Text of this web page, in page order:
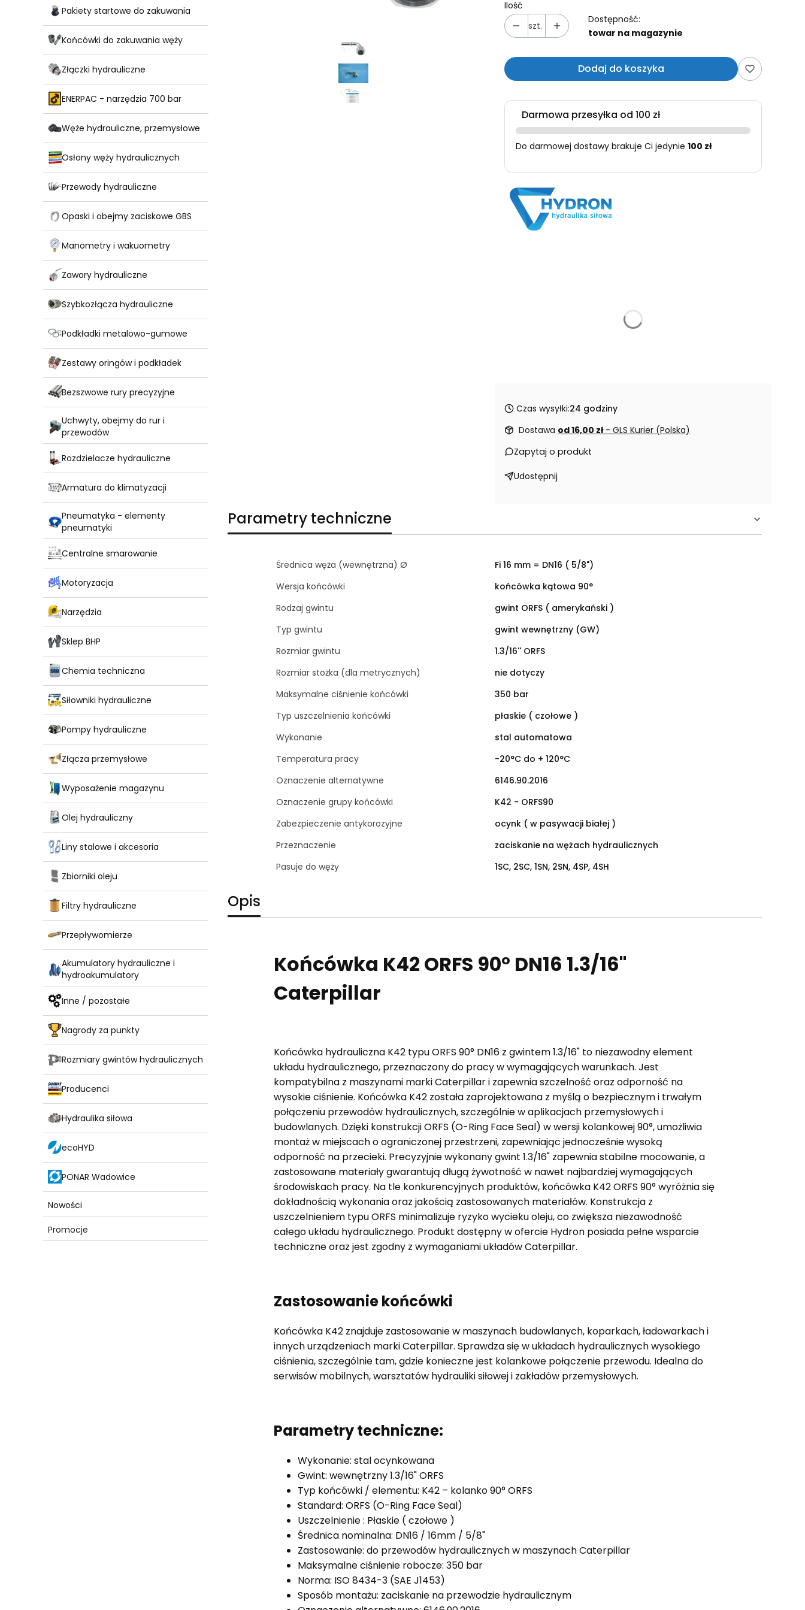
Pakiety startowe do zakuwania
Końcówki do zakuwania węży
Złączki hydrauliczne
ENERPAC - narzędzia 700 bar
Węże hydrauliczne, przemysłowe
Osłony węży hydraulicznych
Przewody hydrauliczne
Opaski i obejmy zaciskowe GBS
Manometry i wakuometry
Zawory hydrauliczne
Szybkozłącza hydrauliczne
Podkładki metalowo-gumowe
Zestawy oringów i podkładek
Bezszwowe rury precyzyjne
Uchwyty, obejmy do rur i
przewodów
Rozdzielacze hydrauliczne
Armatura do klimatyzacji
Pneumatyka - elementy
pneumatyki
Centralne smarowanie
Motoryzacja
Narzędzia
Sklep BHP
Chemia techniczna
Siłowniki hydrauliczne
Pompy hydrauliczne
Złącza przemysłowe
Wyposażenie magazynu
Olej hydrauliczny
Liny stalowe i akcesoria
Zbiorniki oleju
Filtry hydrauliczne
Przepływomierze
Akumulatory hydrauliczne i
hydroakumulatory
Inne / pozostałe
Nagrody za punkty
Rozmiary gwintów hydraulicznych
Producenci
Hydraulika siłowa
ecoHYD
PONAR Wadowice
Nowości
Promocje
Ilość
szt.
Dostępność:
towar na magazynie
Dodaj do koszyka
Darmowa przesyłka od 100 zł
Do darmowej dostawy brakuje Ci jedynie 100 zł
Czas wysyłki:24 godziny
Dostawa od 16,00 zł - GLS Kurier (Polska)
Zapytaj o produkt
Udostępnij
Parametry techniczne
Średnica węża (wewnętrzna) Ø
Fi 16 mm = DN16 ( 5/8")
Wersja końcówki
końcówka kątowa 90°
Rodzaj gwintu
gwint ORFS ( amerykański )
Typ gwintu
gwint wewnętrzny (GW)
Rozmiar gwintu
1.3/16'' ORFS
Rozmiar stożka (dla metrycznych)
nie dotyczy
Maksymalne ciśnienie końcówki
350 bar
Typ uszczelnienia końcówki
płaskie ( czołowe )
Wykonanie
stal automatowa
Temperatura pracy
-20°C do + 120°C
Oznaczenie alternatywne
6146.90.2016
Oznaczenie grupy końcówki
K42 - ORFS90
Zabezpieczenie antykorozyjne
ocynk ( w pasywacji białej )
Przeznaczenie
zaciskanie na wężach hydraulicznych
Pasuje do węży
1SC, 2SC, 1SN, 2SN, 4SP, 4SH
Opis
Końcówka K42 ORFS 90° DN16 1.3/16"
Caterpillar
Końcówka hydrauliczna K42 typu ORFS 90° DN16 z gwintem 1.3/16" to niezawodny element
układu hydraulicznego, przeznaczony do pracy w wymagających warunkach. Jest
kompatybilna z maszynami marki Caterpillar i zapewnia szczelność oraz odporność na
wysokie ciśnienie. Końcówka K42 została zaprojektowana z myślą o bezpiecznym i trwałym
połączeniu przewodów hydraulicznych, szczególnie w aplikacjach przemysłowych i
budowlanych. Dzięki konstrukcji ORFS (O-Ring Face Seal) w wersji kolankowej 90°, umożliwia
montaż w miejscach o ograniczonej przestrzeni, zapewniając jednocześnie wysoką
odporność na przecieki. Precyzyjnie wykonany gwint 1.3/16" zapewnia stabilne mocowanie, a
zastosowane materiały gwarantują długą żywotność w nawet najbardziej wymagających
środowiskach pracy. Na tle konkurencyjnych produktów, końcówka K42 ORFS 90° wyróżnia się
dokładnością wykonania oraz jakością zastosowanych materiałów. Konstrukcja z
uszczelnieniem typu ORFS minimalizuje ryzyko wycieku oleju, co zwiększa niezawodność
całego układu hydraulicznego. Produkt dostępny w ofercie Hydron posiada pełne wsparcie
techniczne oraz jest zgodny z wymaganiami układów Caterpillar.
Zastosowanie końcówki
Końcówka K42 znajduje zastosowanie w maszynach budowlanych, koparkach, ładowarkach i
innych urządzeniach marki Caterpillar. Sprawdza się w układach hydraulicznych wysokiego
ciśnienia, szczególnie tam, gdzie konieczne jest kolankowe połączenie przewodu. Idealna do
serwisów mobilnych, warsztatów hydrauliki siłowej i zakładów przemysłowych.
Parametry techniczne:
Wykonanie: stal ocynkowana
Gwint: wewnętrzny 1.3/16" ORFS
Typ końcówki / elementu: K42 – kolanko 90° ORFS
Standard: ORFS (O-Ring Face Seal)
Uszczelnienie : Płaskie ( czołowe )
Średnica nominalna: DN16 / 16mm / 5/8"
Zastosowanie: do przewodów hydraulicznych w maszynach Caterpillar
Maksymalne ciśnienie robocze: 350 bar
Norma: ISO 8434-3 (SAE J1453)
Sposób montażu: zaciskanie na przewodzie hydraulicznym